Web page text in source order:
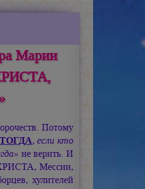
Марии
Потому
, если кто
не верить. И
Мессии,
хулителей